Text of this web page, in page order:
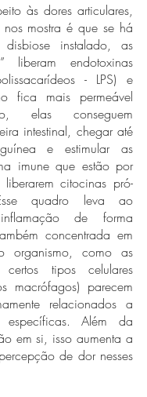
às dores articulares,
mostra é que se há
instalado, as
liberam endotoxinas
- LPS) e
fica mais permeável
elas conseguem
intestinal, chegar até
e estimular as
imune que estão por
citocinas pró-
quadro leva ao
de forma
concentrada em
organismo, como as
tipos celulares
macrófagos) parecem
relacionados a
específicas. Além da
em si, isso aumenta a
de dor nesses